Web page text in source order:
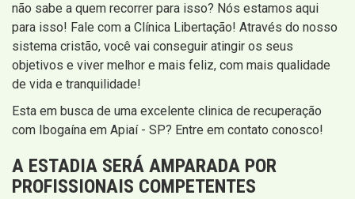
não sabe a quem recorrer para isso? Nós estamos aqui
para isso! Fale com a Clínica Libertação! Através do nosso
sistema cristão, você vai conseguir atingir os seus
objetivos e viver melhor e mais feliz, com mais qualidade
de vida e tranquilidade!
Esta em busca de uma excelente clinica de recuperação
com Ibogaína em Apiaí - SP? Entre em contato conosco!
A ESTADIA SERÁ AMPARADA POR
PROFISSIONAIS COMPETENTES